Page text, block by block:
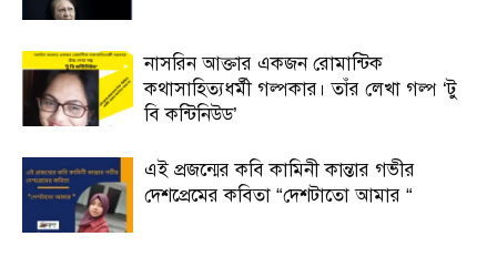
নাসরিন আক্তার একজন রোমান্টিক
কথাসাহিত্যধর্মী গল্পকার। তাঁর লেখা গল্প ‘টু
বি কন্টিনিউড’
এই প্রজন্মের কবি কামিনী কান্তার গভীর
দেশপ্রেমের কবিতা “দেশটাতো আমার “